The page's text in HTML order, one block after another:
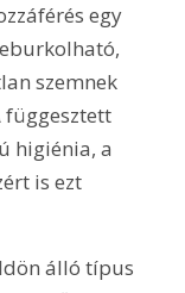
egy
szemnek
higiénia, a
is ezt
álló típus